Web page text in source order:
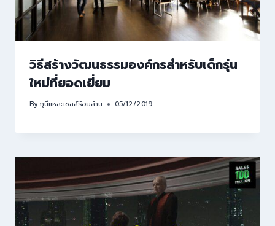
วิธีสร้างวัฒนธรรมองค์กรสำหรับเด็กรุ่น
ใหม่ที่ยอดเยี่ยม
Byกูนี่แหละเซลล์ร้อยล้าน 05/12/2019